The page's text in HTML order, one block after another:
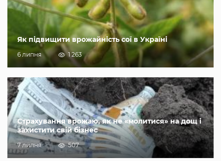
Як підвищити врожайність сої в Україні
6 липня 1 263
Страхування врожаю, як не «молитися» на дощ і
захистити свій бізнес
7 липня 507